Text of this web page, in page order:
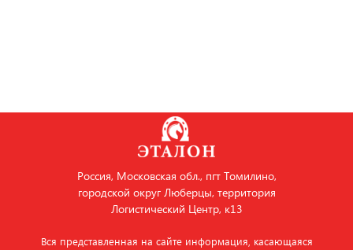
Россия, Московская обл., пгт Томилино,
городской округ Люберцы, территория
Логистический Центр, к13
Вся представленная на сайте информация, касающаяся